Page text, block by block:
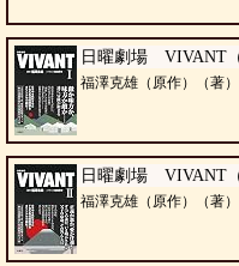
日曜劇場 VIVANT
福澤克雄（原作）（著
日曜劇場 VIVANT
福澤克雄（原作）（著